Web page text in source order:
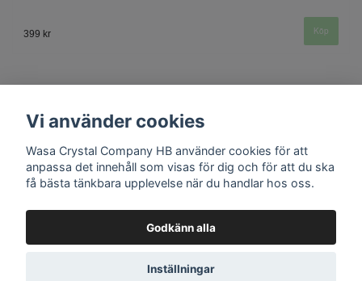
399 kr
Kontakt
© Copyright 2026 Wasa Crystal Company HB
Vi använder cookies
Wasa Crystal Company HB använder cookies för att
anpassa det innehåll som visas för dig och för att du ska
få bästa tänkbara upplevelse när du handlar hos oss.
Godkänn alla
Inställningar